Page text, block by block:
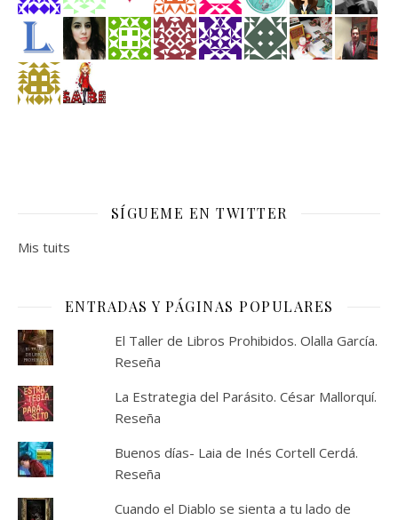
SÍGUEME EN TWITTER
Mis tuits
ENTRADAS Y PÁGINAS POPULARES
El Taller de Libros Prohibidos. Olalla García.
Reseña
La Estrategia del Parásito. César Mallorquí.
Reseña
Buenos días- Laia de Inés Cortell Cerdá.
Reseña
Cuando el Diablo se sienta a tu lado de